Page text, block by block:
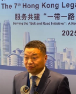
三个环节的激烈角
等4位同志荣获
10位同志荣获优
校务楼二楼报告
强调，全体科级
思考的能力；要